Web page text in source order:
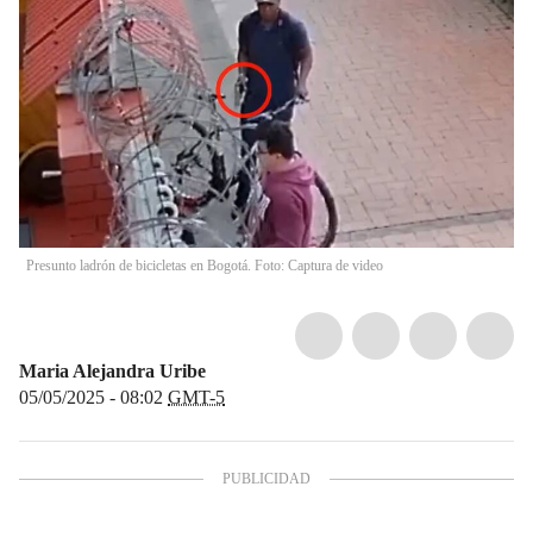
Presunto ladrón de bicicletas en Bogotá. Foto: Captura de video
Maria Alejandra Uribe
05/05/2025 - 08:02 GMT-5